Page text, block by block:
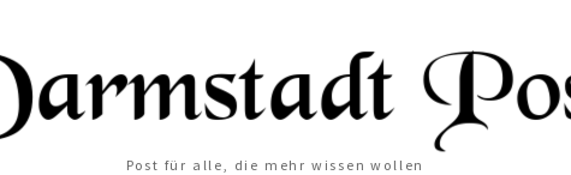
Post für alle, die mehr wissen wollen